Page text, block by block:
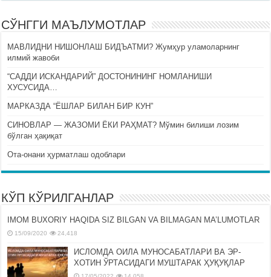
СЎНГГИ МАЪЛУМОТЛАР
МАВЛИДНИ НИШОНЛАШ БИДЪАТМИ? Жумҳур уламоларнинг
илмий жавоби
“САДДИ ИСКАНДАРИЙ” ДОСТОНИНИНГ НОМЛАНИШИ
ХУСУСИДА…
МАРКАЗДА “ЁШЛАР БИЛАН БИР КУН”
СИНОВЛАР — ЖАЗОМИ ЁКИ РАҲМАТ? Мўмин билиши лозим
бўлган ҳақиқат
Ота-онани ҳурматлаш одоблари
КЎП КЎРИЛГАНЛАР
IMOM BUXORIY HAQIDA SIZ BILGAN VA BILMAGAN MA’LUMOTLAR
15/09/2020 24,418
ИСЛОМДА ОИЛА МУНОСАБАТЛАРИ ВА ЭР-
ХОТИН ЎРТАСИДАГИ МУШТАРАК ҲУҚУҚЛАР